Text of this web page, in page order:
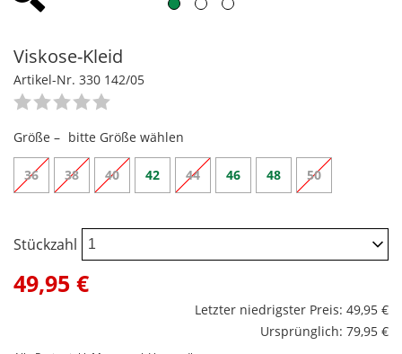
Viskose-Kleid
Artikel-Nr. 330 142/05
Größe – bitte Größe wählen
36 38 40 42 44 46 48 50
Stückzahl
49,95 €
Letzter niedrigster Preis: 49,95 €
Ursprünglich: 79,95 €